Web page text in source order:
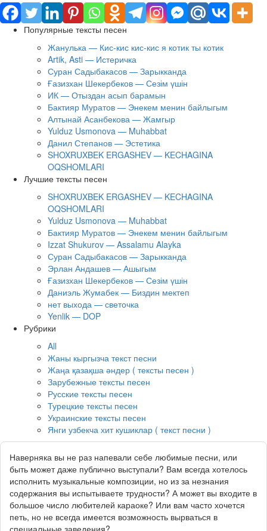
Популярные тексты песен
Жанулька — Кис-кис кис-кис я котик ты котик
Artik, Asti — Истеричка
Суран Садыбакасов — Зарыкканда
Ғазизхан Шекербеков — Сезім үшін
ИК — Отыздан асып барамын
Бактияр Муратов — Энекем менин байлыгым
Алтынай Асанбекова — Жамгыр
Yulduz Usmonova — Muhabbat
Данил Степанов — Эстетика
SHOXRUXBEK ERGASHEV — KECHAGINA
OQSHOMLARI
Лучшие тексты песен
SHOXRUXBEK ERGASHEV — KECHAGINA
OQSHOMLARI
Yulduz Usmonova — Muhabbat
Бактияр Муратов — Энекем менин байлыгым
Izzat Shukurov — Assalamu Alayka
Суран Садыбакасов — Зарыкканда
Эрлан Андашев — Ашыгым
Ғазизхан Шекербеков — Сезім үшін
Даниэль Жумабек — Биздин мектеп
нет выхода — светочка
Yenlik — DOP
Рубрики
All
Жаны кыргызча текст песни
Жаңа қазақша әндер ( тексты песен )
Зарубежные тексты песен
Русские тексты песен
Турецкие тексты песен
Украинские тексты песен
Янги узбекча хит кушиклар ( текст песни )
Наверняка вы не раз напевали себе любимые песни, или
быть может даже публично выступали? Вам всегда хотелось
исполнить музыкальные композиции, но из за незнания
содержания вы испытываете трудности? А может вы входите в
большое число любителей караоке? Или вам часто хочется
петь, но не всегда имеется возможность вырваться в
специальные заведения?